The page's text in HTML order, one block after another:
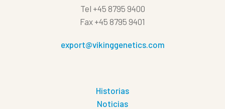
Tel +45 8795 9400
Fax +45 8795 9401
export@vikinggenetics.com
Historias
Noticias